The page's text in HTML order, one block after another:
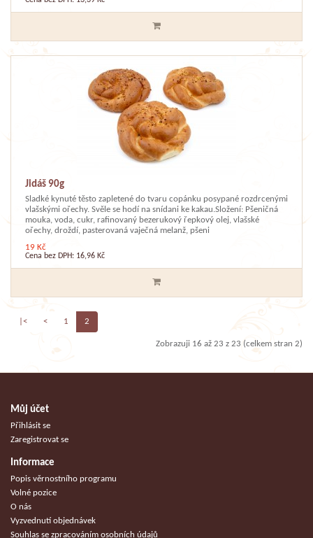
Jidáš 90g
Sladké kynuté těsto zapletené do tvaru copánku posypané rozdrcenými
vlašskými ořechy. Svěle se hodí na snídani ke kakau.Složení: Pšeničná
mouka, voda, cukr, rafinovaný bezerukový řepkový olej, vlašské
ořechy, droždí, pasterovaná vaječná melanž, pšeni
19 Kč
Cena bez DPH: 16,96 Kč
|< < 1 2
Zobrazuji 16 až 23 z 23 (celkem stran 2)
Můj účet
Přihlásit se
Zaregistrovat se
Informace
Popis věrnostního programu
Volné pozice
O nás
Vyzvednutí objednávek
Souhlas se zpracováním osobních údajů